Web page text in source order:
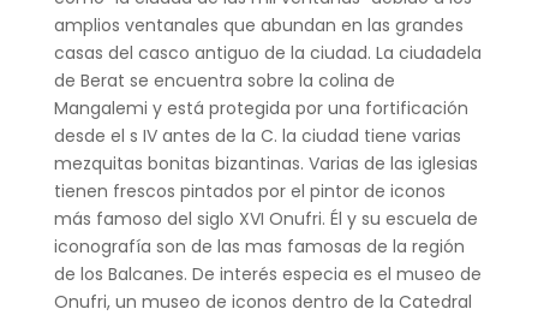
amplios ventanales que abundan en las grandes
casas del casco antiguo de la ciudad. La ciudadela
de Berat se encuentra sobre la colina de
Mangalemi y está protegida por una fortificación
desde el s IV antes de la C. la ciudad tiene varias
mezquitas bonitas bizantinas. Varias de las iglesias
tienen frescos pintados por el pintor de iconos
más famoso del siglo XVI Onufri. Él y su escuela de
iconografía son de las mas famosas de la región
de los Balcanes. De interés especia es el museo de
Onufri, un museo de iconos dentro de la Catedral